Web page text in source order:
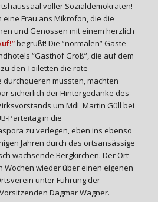
voller Sozialdemokraten!
Frau ans Mikrofon, die die
und Genossen mit einem herzlich
begrüßt! Die “normalen” Gäste
“Gasthof Groß”, die auf dem
den Toiletten die rote
durchqueren mussten, machten
sicherlich der Hintergedanke des
um MdL Martin Güll bei
Parteitag in die
zu verlegen, eben ins ebenso
Jahren durch das ortsansässige
wachsende Bergkirchen. Der Ort
Wochen wieder über einen eigenen
unter Führung der
Dagmar Wagner.